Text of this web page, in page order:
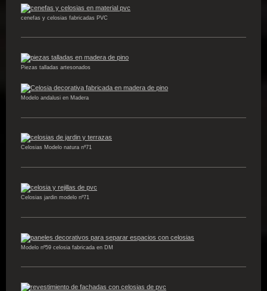
cenefas y celosias fabricadas PVC
Piezas talladas artesonados
Modelo andalusi en Madera
Celosias Modelo natura nº71
Celosias jardin modelo nº71
Modelo nº59 celosia fabricada en DM